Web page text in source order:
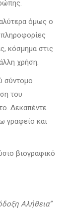
όμως ο
κόσμημα στις
χρήση.
σύντομο
του
Δεκαπέντε
γραφείο και
βιογραφικό
Αλήθεια”